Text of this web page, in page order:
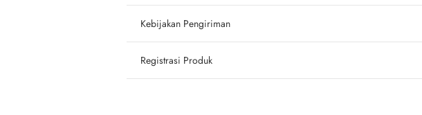
Kebijakan Pengiriman
Registrasi Produk